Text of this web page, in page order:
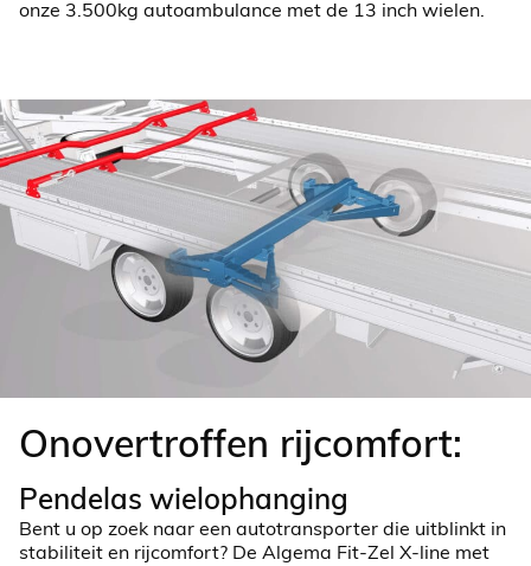
onze 3.500kg autoambulance met de 13 inch wielen.
Onovertroffen rijcomfort:
Pendelas wielophanging
Bent u op zoek naar een autotransporter die uitblinkt in
stabiliteit en rijcomfort? De Algema Fit-Zel X-line met